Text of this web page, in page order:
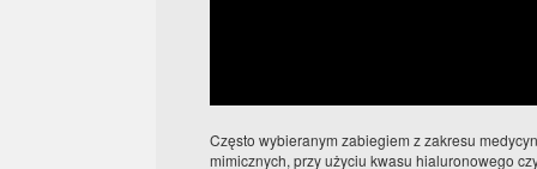
Często wybieranym zabiegiem z zakresu
mimicznych, przy użyciu kwasu hialuronowego